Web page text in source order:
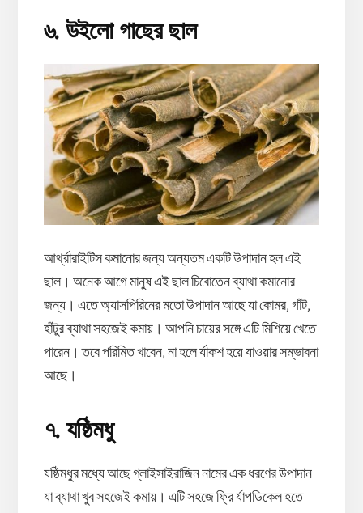
৬. উইলো গাছের ছাল
আর্থ্রারাইটিস কমানোর জন্য অন্যতম একটি উপাদান হল এই
ছাল। অনেক আগে মানুষ এই ছাল চিবোতেন ব্যাথা কমানোর
জন্য। এতে অ্যাসপিরিনের মতো উপাদান আছে যা কোমর, গাঁট,
হাঁটুর ব্যাথা সহজেই কমায়। আপনি চায়ের সঙ্গে এটি মিশিয়ে খেতে
পারেন। তবে পরিমিত খাবেন, না হলে র্যাকশ হয়ে যাওয়ার সম্ভাবনা
আছে।
৭. যষ্ঠিমধু
যষ্ঠিমধুর মধ্যে আছে গ্লাইসাইরাজিন নামের এক ধরণের উপাদান
যা ব্যাথা খুব সহজেই কমায়। এটি সহজে ফ্রি র্যাপডিকেল হতে